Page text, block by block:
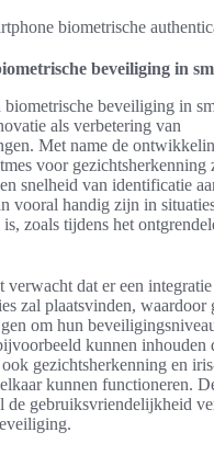
beveiliging in
beveiliging in
als verbetering van
Met name de
voor gezichtsherkenning
snelheid van identificatie
vooral handig zijn in
is, zoals tijdens het
dat er een
zal plaatsvinden, waardoor
om hun
kunnen inhouden
gezichtsherkenning en
kunnen functioneren.
de gebruiksvriendelijkheid